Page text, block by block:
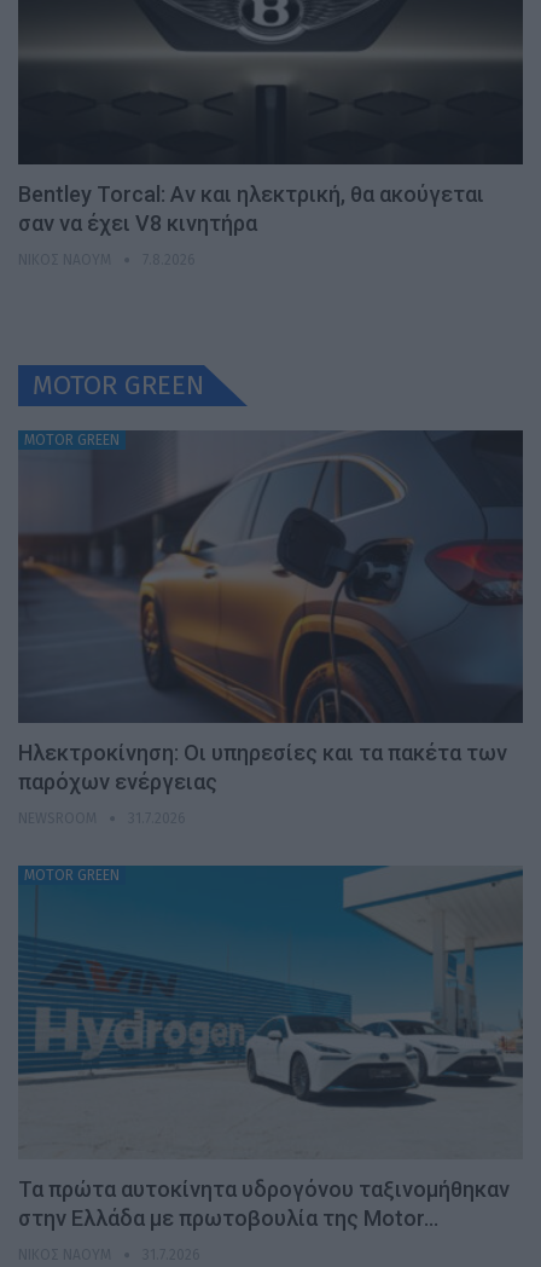
Bentley Torcal: Αν και ηλεκτρική, θα ακούγεται
σαν να έχει V8 κινητήρα
MOTOR GREEN
MOTOR GREEN
Ηλεκτροκίνηση: Οι υπηρεσίες και τα πακέτα των
παρόχων ενέργειας
MOTOR GREEN
Τα πρώτα αυτοκίνητα υδρογόνου ταξινομήθηκαν
στην Ελλάδα με πρωτοβουλία της Motor…